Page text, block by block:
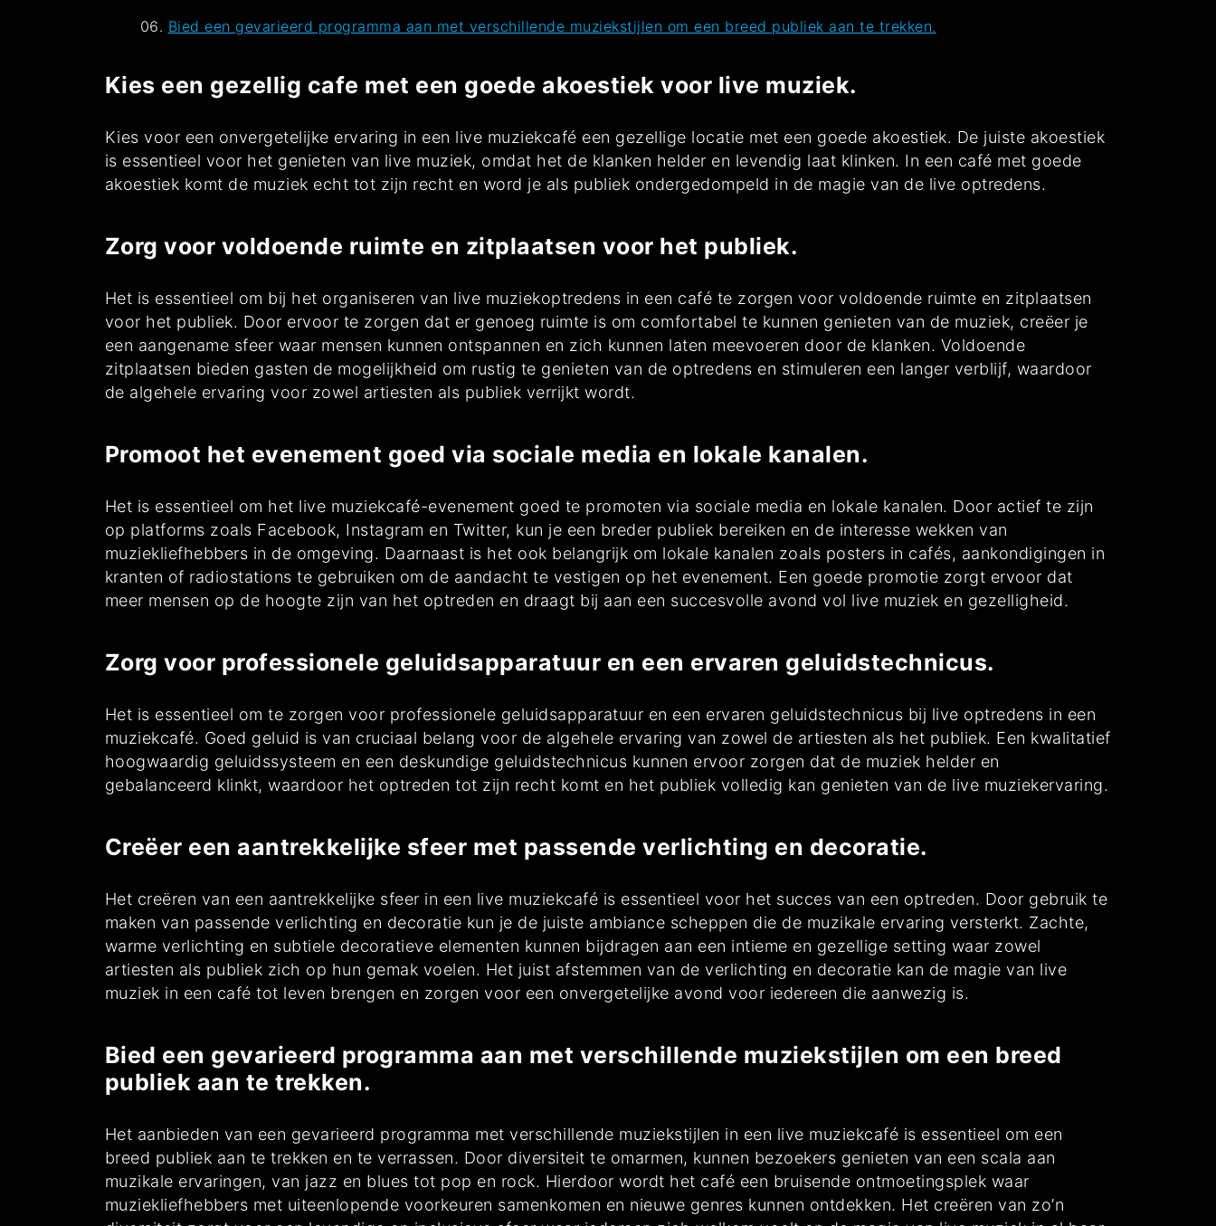
Bied een gevarieerd programma aan met verschillende muziekstijlen om een breed publiek aan te trekken.
Kies een gezellig cafe met een goede akoestiek voor live muziek.
Kies voor een onvergetelijke ervaring in een live muziekcafé een gezellige locatie met een goede akoestiek. De juiste akoestiek
is essentieel voor het genieten van live muziek, omdat het de klanken helder en levendig laat klinken. In een café met goede
akoestiek komt de muziek echt tot zijn recht en word je als publiek ondergedompeld in de magie van de live optredens.
Zorg voor voldoende ruimte en zitplaatsen voor het publiek.
Het is essentieel om bij het organiseren van live muziekoptredens in een café te zorgen voor voldoende ruimte en zitplaatsen
voor het publiek. Door ervoor te zorgen dat er genoeg ruimte is om comfortabel te kunnen genieten van de muziek, creëer je
een aangename sfeer waar mensen kunnen ontspannen en zich kunnen laten meevoeren door de klanken. Voldoende
zitplaatsen bieden gasten de mogelijkheid om rustig te genieten van de optredens en stimuleren een langer verblijf, waardoor
de algehele ervaring voor zowel artiesten als publiek verrijkt wordt.
Promoot het evenement goed via sociale media en lokale kanalen.
Het is essentieel om het live muziekcafé-evenement goed te promoten via sociale media en lokale kanalen. Door actief te zijn
op platforms zoals Facebook, Instagram en Twitter, kun je een breder publiek bereiken en de interesse wekken van
muziekliefhebbers in de omgeving. Daarnaast is het ook belangrijk om lokale kanalen zoals posters in cafés, aankondigingen in
kranten of radiostations te gebruiken om de aandacht te vestigen op het evenement. Een goede promotie zorgt ervoor dat
meer mensen op de hoogte zijn van het optreden en draagt bij aan een succesvolle avond vol live muziek en gezelligheid.
Zorg voor professionele geluidsapparatuur en een ervaren geluidstechnicus.
Het is essentieel om te zorgen voor professionele geluidsapparatuur en een ervaren geluidstechnicus bij live optredens in een
muziekcafé. Goed geluid is van cruciaal belang voor de algehele ervaring van zowel de artiesten als het publiek. Een kwalitatief
hoogwaardig geluidssysteem en een deskundige geluidstechnicus kunnen ervoor zorgen dat de muziek helder en
gebalanceerd klinkt, waardoor het optreden tot zijn recht komt en het publiek volledig kan genieten van de live muziekervaring.
Creëer een aantrekkelijke sfeer met passende verlichting en decoratie.
Het creëren van een aantrekkelijke sfeer in een live muziekcafé is essentieel voor het succes van een optreden. Door gebruik te
maken van passende verlichting en decoratie kun je de juiste ambiance scheppen die de muzikale ervaring versterkt. Zachte,
warme verlichting en subtiele decoratieve elementen kunnen bijdragen aan een intieme en gezellige setting waar zowel
artiesten als publiek zich op hun gemak voelen. Het juist afstemmen van de verlichting en decoratie kan de magie van live
muziek in een café tot leven brengen en zorgen voor een onvergetelijke avond voor iedereen die aanwezig is.
Bied een gevarieerd programma aan met verschillende muziekstijlen om een breed
publiek aan te trekken.
Het aanbieden van een gevarieerd programma met verschillende muziekstijlen in een live muziekcafé is essentieel om een
breed publiek aan te trekken en te verrassen. Door diversiteit te omarmen, kunnen bezoekers genieten van een scala aan
muzikale ervaringen, van jazz en blues tot pop en rock. Hierdoor wordt het café een bruisende ontmoetingsplek waar
muziekliefhebbers met uiteenlopende voorkeuren samenkomen en nieuwe genres kunnen ontdekken. Het creëren van zo’n